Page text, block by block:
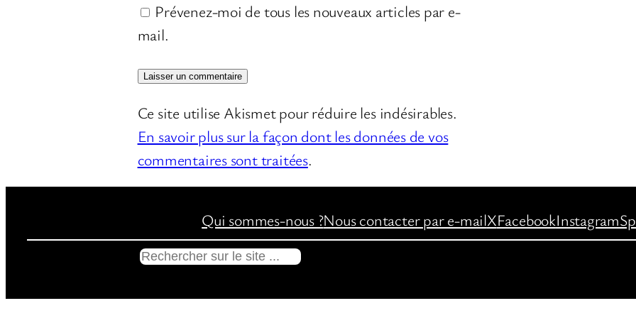
Prévenez-moi de tous les nouveaux articles par e-
mail.
Ce site utilise Akismet pour réduire les indésirables.
En savoir plus sur la façon dont les données de vos
commentaires sont traitées.
Qui sommes-nous ?Nous contacter par e-mailXFacebookInstagram